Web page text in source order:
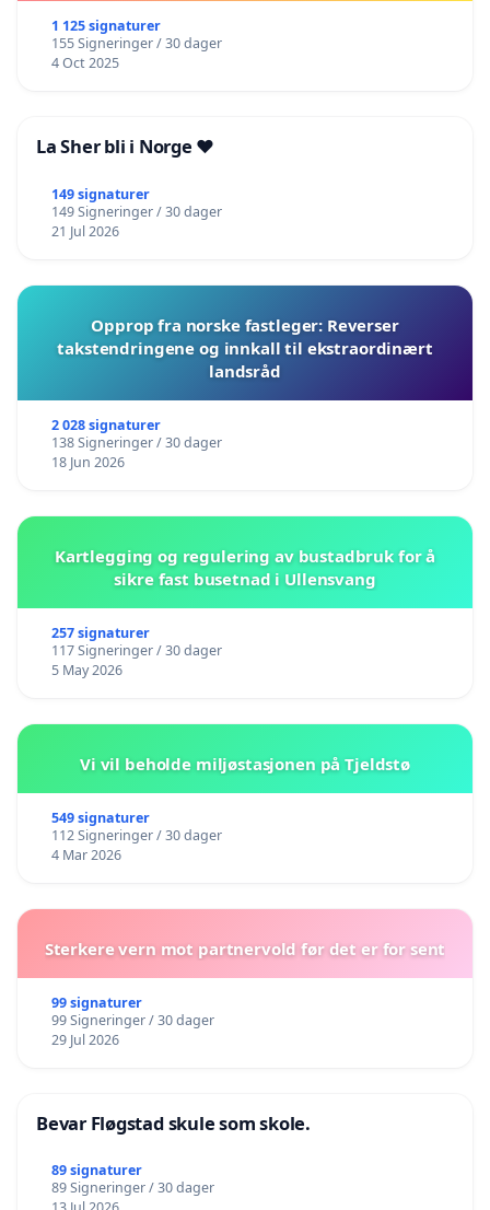
1 125 signaturer
155 Signeringer / 30 dager
4 Oct 2025
La Sher bli i Norge ❤️
149 signaturer
149 Signeringer / 30 dager
21 Jul 2026
Opprop fra norske fastleger: Reverser
takstendringene og innkall til ekstraordinært
landsråd
2 028 signaturer
138 Signeringer / 30 dager
18 Jun 2026
Kartlegging og regulering av bustadbruk for å
sikre fast busetnad i Ullensvang
257 signaturer
117 Signeringer / 30 dager
5 May 2026
Vi vil beholde miljøstasjonen på Tjeldstø
549 signaturer
112 Signeringer / 30 dager
4 Mar 2026
Sterkere vern mot partnervold før det er for sent
99 signaturer
99 Signeringer / 30 dager
29 Jul 2026
Bevar Fløgstad skule som skole.
89 signaturer
89 Signeringer / 30 dager